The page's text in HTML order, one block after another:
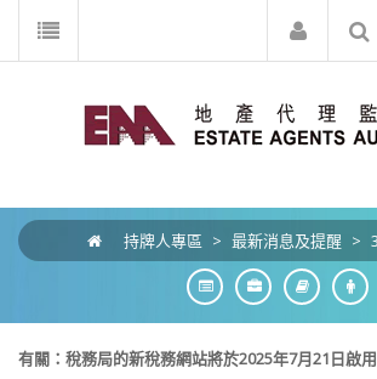
持牌人專區 > 最新消息及提醒 >
有關：稅務局的新稅務網站將於2025年7月21日啟用